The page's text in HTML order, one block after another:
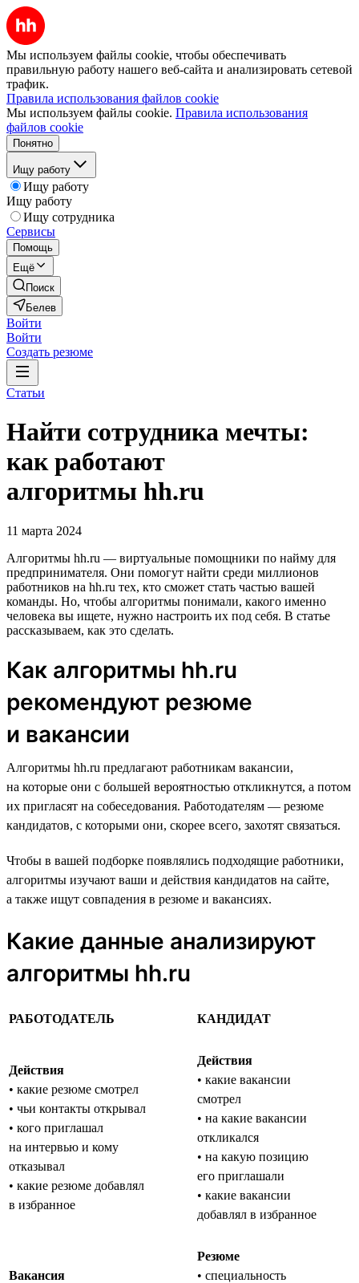
Мы используем файлы cookie, чтобы обеспечивать
правильную работу нашего веб-сайта и анализировать сетевой
трафик.
Правила использования файлов cookie
Мы используем файлы cookie. Правила использования
файлов cookie
Понятно
Ищу работу
Ищу работу
Ищу работу
Ищу сотрудника
Сервисы
Помощь
Ещё
Поиск
Белев
Войти
Войти
Создать резюме
Статьи
Найти сотрудника мечты:
как работают
алгоритмы hh.ru
11 марта 2024
Алгоритмы hh.ru — виртуальные помощники по найму для
предпринимателя. Они помогут найти среди миллионов
работников на hh.ru тех, кто сможет стать частью вашей
команды. Но, чтобы алгоритмы понимали, какого именно
человека вы ищете, нужно настроить их под себя. В статье
рассказываем, как это сделать.
Как алгоритмы hh.ru
рекомендуют резюме
и вакансии
Алгоритмы hh.ru предлагают работникам вакансии,
на которые они с большей вероятностью откликнутся, а потом
их пригласят на собеседования. Работодателям — резюме
кандидатов, с которыми они, скорее всего, захотят связаться.
Чтобы в вашей подборке появлялись подходящие работники,
алгоритмы изучают ваши и действия кандидатов на сайте,
а также ищут совпадения в резюме и вакансиях.
Какие данные анализируют
алгоритмы hh.ru
РАБОТОДАТЕЛЬ КАНДИДАТ
Действия
• какие резюме смотрел
• чьи контакты открывал
• кого приглашал
на интервью и кому
отказывал
• какие резюме добавлял
в избранное
Действия
• какие вакансии
смотрел
• на какие вакансии
откликался
• на какую позицию
его приглашали
• какие вакансии
добавлял в избранное
Вакансия
Резюме
• специальность